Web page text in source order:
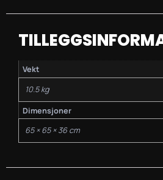
Vekt
10.5 kg
Dimensjoner
65 × 65 × 36 cm